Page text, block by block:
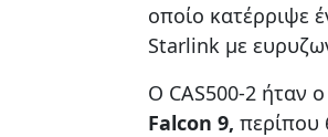
οποίο κατέρριψε
Starlink με
Ο CAS500-2 ήταν ο
Falcon 9, περίπου